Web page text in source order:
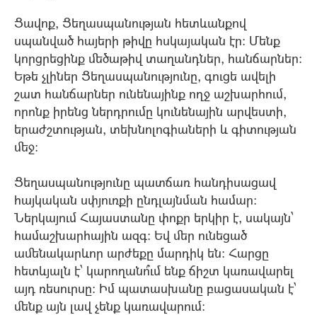
Ցավոք, Ցեղասպանության հետևանքով
սպանված հայերի թիվը հսկայական էր: Մենք
կորցրեցինք մեծաթիվ տաղանդներ, հանճարներ:
Եթե չլիներ Ցեղասպանությունը, գուցե ավելի
շատ հանճարներ ունենայինք ողջ աշխարհում,
որոնք իրենց ներդրումը կունենային արվեստի,
երաժշտության, տեխնոլոգիաների և գիտության
մեջ:
Ցեղասպանությունը պատճառ հանդիսացավ
հայկական սփյուռքի ընդլայնման համար:
Ներկայում Հայաստանը փոքր երկիր է, սակայն՝
համաշխարհային ազգ: Եվ մեր ունեցած
ամենակարևոր արժեքը մարդիկ են: Հարցը
հետևյալն է՝ կարողանո՞ւմ ենք ճիշտ կառավարել
այդ ռեսուրսը: Իմ պատասխանը բացասական է՝
մենք այն լավ չենք կառավարում: